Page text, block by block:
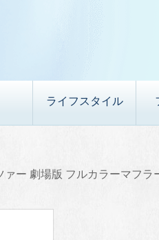
ライフスタイル
ー 劇場版 フルカラーマフラ